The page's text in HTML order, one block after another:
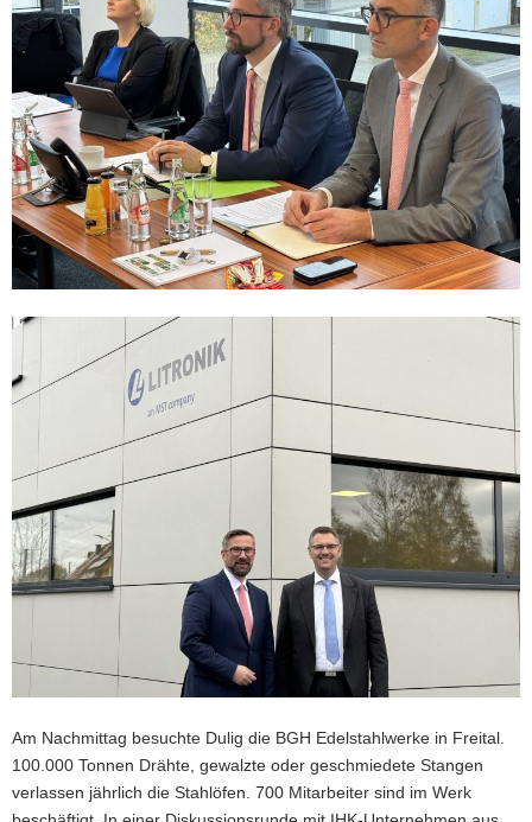
Am Nachmittag besuchte Dulig die BGH Edelstahlwerke in Freital.
100.000 Tonnen Drähte, gewalzte oder geschmiedete Stangen
verlassen jährlich die Stahlöfen. 700 Mitarbeiter sind im Werk